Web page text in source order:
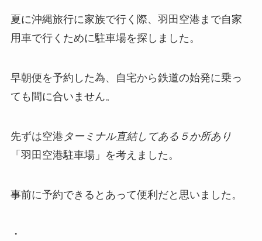
夏に沖縄旅行に家族で行く際、羽田空港まで自家
用車で行くために駐車場を探しました。
早朝便を予約した為、自宅から鉄道の始発に乗っ
ても間に合いません。
先ずは空港 ターミナル直結してある５か所あり
「羽田空港駐車場」を考えました。
事前に予約できるとあって便利だと思いました。
・